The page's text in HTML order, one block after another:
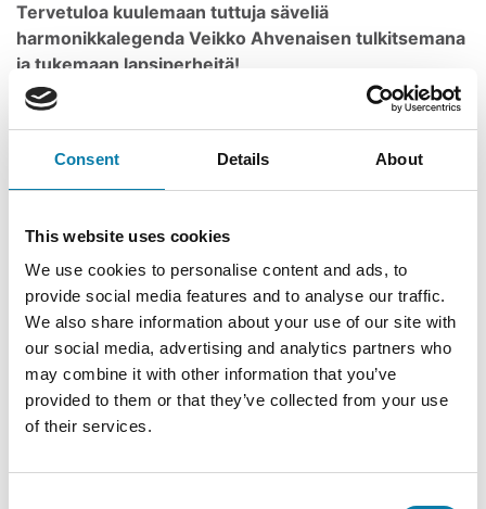
Consent Details About
This website uses cookies
We use cookies to personalise content and ads, to
provide social media features and to analyse our traffic.
We also share information about your use of our site with
our social media, advertising and analytics partners who
may combine it with other information that you’ve
provided to them or that they’ve collected from your use
of their services.
Tervetuloa kuulemaan tuttuja säveliä
harmonikkalegenda Veikko Ahvenaisen tulkitsemana
ja tukemaan lapsiperheitä!